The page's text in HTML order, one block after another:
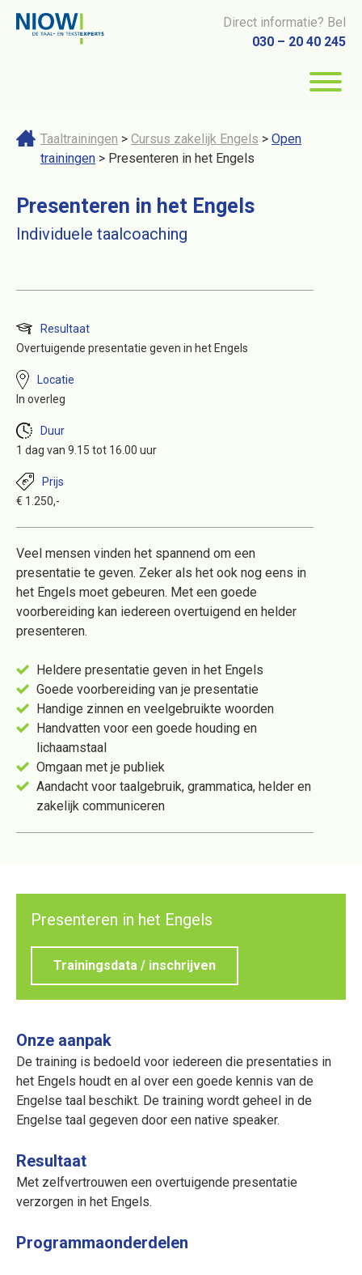
Direct informatie? Bel
030 – 20 40 245
Taaltrainingen > Cursus zakelijk Engels > Open
trainingen > Presenteren in het Engels
Presenteren in het Engels
Individuele taalcoaching
Resultaat
Overtuigende presentatie geven in het Engels
Locatie
In overleg
Duur
1 dag van 9.15 tot 16.00 uur
Prijs
€ 1.250,-
Veel mensen vinden het spannend om een
presentatie te geven. Zeker als het ook nog eens in
het Engels moet gebeuren. Met een goede
voorbereiding kan iedereen overtuigend en helder
presenteren.
Heldere presentatie geven in het Engels
Goede voorbereiding van je presentatie
Handige zinnen en veelgebruikte woorden
Handvatten voor een goede houding en
lichaamstaal
Omgaan met je publiek
Aandacht voor taalgebruik, grammatica, helder en
zakelijk communiceren
Presenteren in het Engels
Trainingsdata / inschrijven
Onze aanpak
De training is bedoeld voor iedereen die presentaties in
het Engels houdt en al over een goede kennis van de
Engelse taal beschikt. De training wordt geheel in de
Engelse taal gegeven door een native speaker.
Resultaat
Met zelfvertrouwen een overtuigende presentatie
verzorgen in het Engels.
Programmaonderdelen